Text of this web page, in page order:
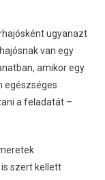
ugyanazt
van egy
amikor egy
egészséges
a feladatát –
szert kellett